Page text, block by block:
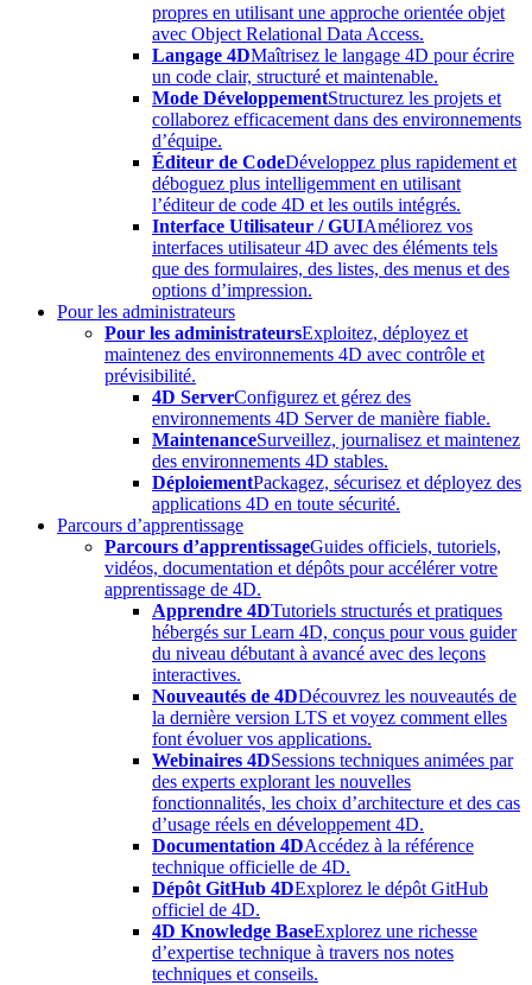
propres en utilisant une approche orientée objet
avec Object Relational Data Access.
Langage 4DMaîtrisez le langage 4D pour écrire
un code clair, structuré et maintenable.
Mode DéveloppementStructurez les projets et
collaborez efficacement dans des environnements
d’équipe.
Éditeur de CodeDéveloppez plus rapidement et
déboguez plus intelligemment en utilisant
l’éditeur de code 4D et les outils intégrés.
Interface Utilisateur / GUIAméliorez vos
interfaces utilisateur 4D avec des éléments tels
que des formulaires, des listes, des menus et des
options d’impression.
Pour les administrateurs
Pour les administrateursExploitez, déployez et
maintenez des environnements 4D avec contrôle et
prévisibilité.
4D ServerConfigurez et gérez des
environnements 4D Server de manière fiable.
MaintenanceSurveillez, journalisez et maintenez
des environnements 4D stables.
DéploiementPackagez, sécurisez et déployez des
applications 4D en toute sécurité.
Parcours d’apprentissage
Parcours d’apprentissageGuides officiels, tutoriels,
vidéos, documentation et dépôts pour accélérer votre
apprentissage de 4D.
Apprendre 4DTutoriels structurés et pratiques
hébergés sur Learn 4D, conçus pour vous guider
du niveau débutant à avancé avec des leçons
interactives.
Nouveautés de 4DDécouvrez les nouveautés de
la dernière version LTS et voyez comment elles
font évoluer vos applications.
Webinaires 4DSessions techniques animées par
des experts explorant les nouvelles
fonctionnalités, les choix d’architecture et des cas
d’usage réels en développement 4D.
Documentation 4DAccédez à la référence
technique officielle de 4D.
Dépôt GitHub 4DExplorez le dépôt GitHub
officiel de 4D.
4D Knowledge BaseExplorez une richesse
d’expertise technique à travers nos notes
techniques et conseils.